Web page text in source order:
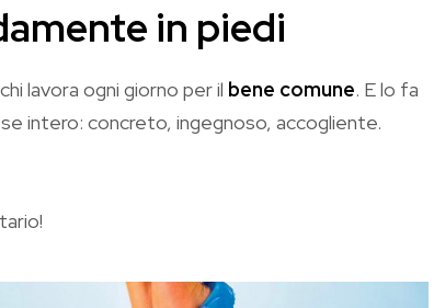
in piedi
lavora ogni giorno per il bene comune. E lo fa
intero: concreto, ingegnoso, accogliente.